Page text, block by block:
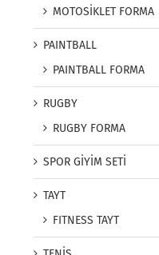
MOTOSİKLET FORMA
PAINTBALL
PAINTBALL FORMA
RUGBY
RUGBY FORMA
SPOR GİYİM SETİ
TAYT
FITNESS TAYT